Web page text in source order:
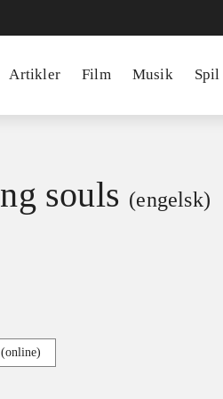
Artikler Film Musik Spil
souls (engelsk)